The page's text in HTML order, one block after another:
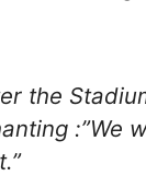
the
:”We